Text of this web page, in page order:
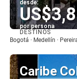
desde:
por persona
DESTINOS
Bogotá · Medellín ·
Caribe